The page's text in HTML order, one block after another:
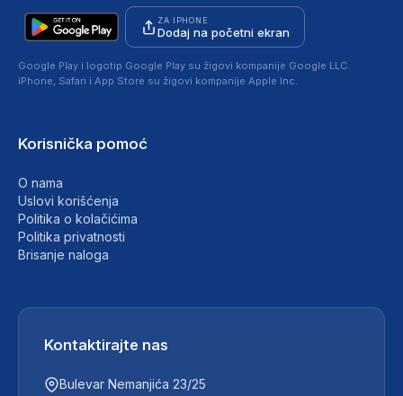
ZA IPHONE
Dodaj na početni ekran
Google Play i logotip Google Play su žigovi kompanije Google LLC.
iPhone, Safari i App Store su žigovi kompanije Apple Inc.
Korisnička pomoć
O nama
Uslovi korišćenja
Politika o kolačićima
Politika privatnosti
Brisanje naloga
Kontaktirajte nas
Bulevar Nemanjića 23/25